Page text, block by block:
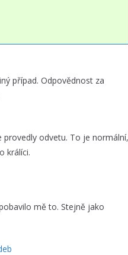
případ. Odpovědnost za
provedly odvetu. To je normální,
králíci.
mě to. Stejně jako